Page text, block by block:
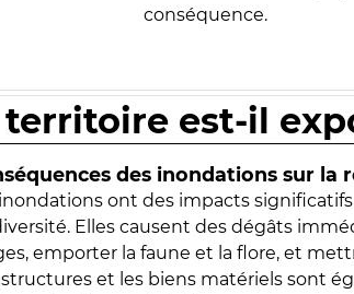
conséquence.
est-il
des inondations sur la
ont des impacts
Elles causent des dégâts
emporter la faune et la flore, et
et les biens matériels sont